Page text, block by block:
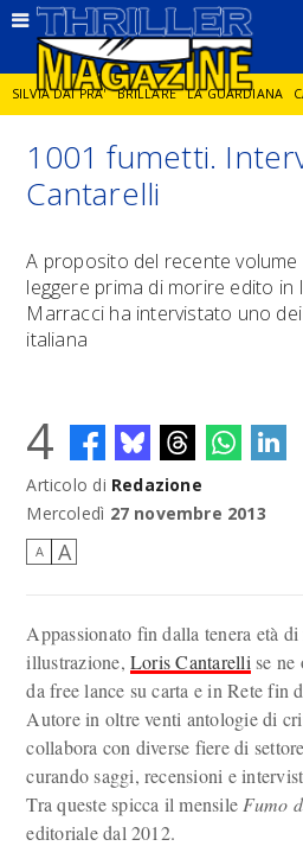
SILVIA DAI PRA' BRILLARE LA GUARDIANA
JORGE DIAZ LA SPIA DELITTO IN CORNICE
1001 fumetti.
Cantarelli
A proposito del recente
leggere prima di morire edito in
Marracci ha intervistato uno
italiana
4
Articolo di Redazione
Mercoledì 27 novembre 2013
A A
Appassionato fin dalla tenera età
illustrazione,Loris Cantarelli se ne
da free lance su carta e in Rete fin
Autore in oltre venti antologie di
collabora con diverse fiere di
curando saggi, recensioni e
Tra queste spicca il mensile Fumo
editoriale dal 2012.